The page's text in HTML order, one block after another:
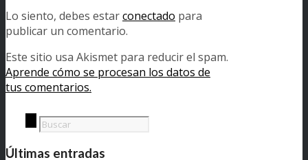
Lo siento, debes estarconectado para
publicar un comentario.
Este sitio usa Akismet para reducir el spam.
Aprende cómo se procesan los datos de
tus comentarios.
Últimas entradas